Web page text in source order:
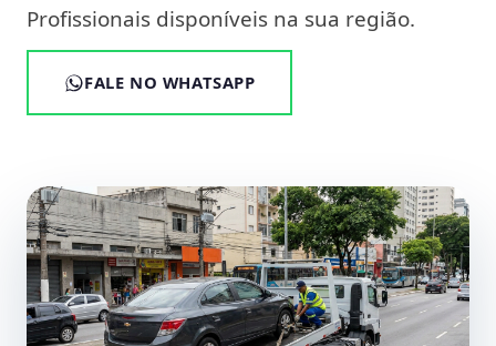
Profissionais disponíveis na sua região.
FALE NO WHATSAPP